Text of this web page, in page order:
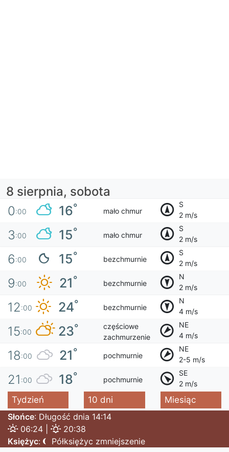
8 sierpnia, sobota
0:00 16° mało chmur
S
2 m/s
3:00 15° mało chmur
S
2 m/s
6:00 15° bezchmurnie
S
2 m/s
9:00 21° bezchmurnie
N
2 m/s
12:00 24° bezchmurnie
N
4 m/s
15:00 23°
częściowe
zachmurzenie
NE
4 m/s
18:00 21° pochmurnie
NE
2-5 m/s
21 :00 18° pochmurnie
SE
2 m/s
Tydzień 10 dni
Miesiąc
Słońce: Długość dnia 14:14
06:24 |
20:38
Księżyc: Półksiężyc zmniejszenie